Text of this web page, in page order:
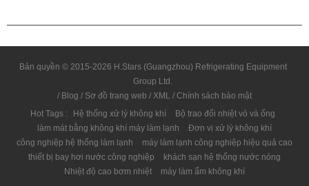
Bản quyền © 2015-2026 H.Stars (Guangzhou) Refrigerating Equipment
Group Ltd.
/ Blog / Sơ đồ trang web / XML / Chính sách bảo mật
Hot Tags :
Hệ thống xử lý không khí
Bộ trao đổi nhiệt vỏ và ống
làm mát bằng không khí máy làm lạnh
Đơn vị xử lý không khí
công nghiệp hệ thống làm lạnh
máy làm lạnh công nghiệp hiệu quả cao
thiết bị bay hơi nước công nghiệp
khách sạn hệ thống nước nóng
Nhiệt độ cao bơm nhiệt
máy làm ẩm không khí